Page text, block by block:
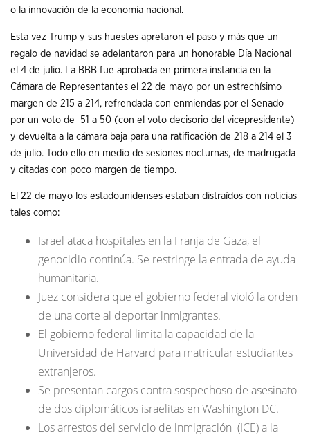
o la innovación de la economía nacional.
Esta vez Trump y sus huestes apretaron el paso y más que un
regalo de navidad se adelantaron para un honorable Día Nacional
el 4 de julio. La BBB fue aprobada en primera instancia en la
Cámara de Representantes el 22 de mayo por un estrechísimo
margen de 215 a 214, refrendada con enmiendas por el Senado
por un voto de 51 a 50 (con el voto decisorio del vicepresidente)
y devuelta a la cámara baja para una ratificación de 218 a 214 el 3
de julio. Todo ello en medio de sesiones nocturnas, de madrugada
y citadas con poco margen de tiempo.
El 22 de mayo los estadounidenses estaban distraídos con noticias
tales como:
Israel ataca hospitales en la Franja de Gaza, el
genocidio continúa. Se restringe la entrada de ayuda
humanitaria.
Juez considera que el gobierno federal violó la orden
de una corte al deportar inmigrantes.
El gobierno federal limita la capacidad de la
Universidad de Harvard para matricular estudiantes
extranjeros.
Se presentan cargos contra sospechoso de asesinato
de dos diplomáticos israelitas en Washington DC.
Los arrestos del servicio de inmigración (ICE) a la